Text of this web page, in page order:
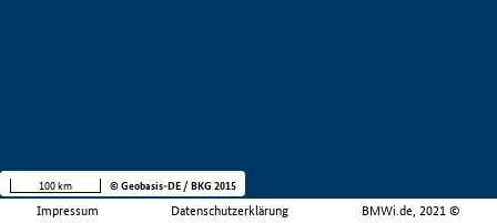
Impressum Datenschutzerklärung BMWi.de, 2021 ©
100 km © Geobasis-DE / BKG 2015